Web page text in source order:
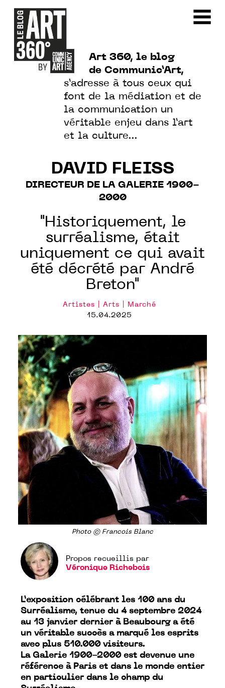
Art 360, le blog
de Communic’Art,
s’adresse à tous ceux qui
font de la médiation et de
la communication un
véritable enjeu dans l’art
et la culture…
DAVID FLEISS
DIRECTEUR DE LA GALERIE 1900-
2000
"Historiquement, le
surréalisme, était
uniquement ce qui avait
été décrété par André
Breton"
Artistes | Arts | Marché
15.04.2025
Photo © Francois Blanc
Propos recueillis par
Véronique Richebois
L’exposition célébrant les 100 ans du
Surréalisme, tenue du 4 septembre 2024
au 13 janvier dernier à Beaubourg a été
un véritable succès a marqué les esprits
avec plus 510.000 visiteurs.
La Galerie 1900-2000 est devenue une
référence à Paris et dans le monde entier
en particulier dans le champ du